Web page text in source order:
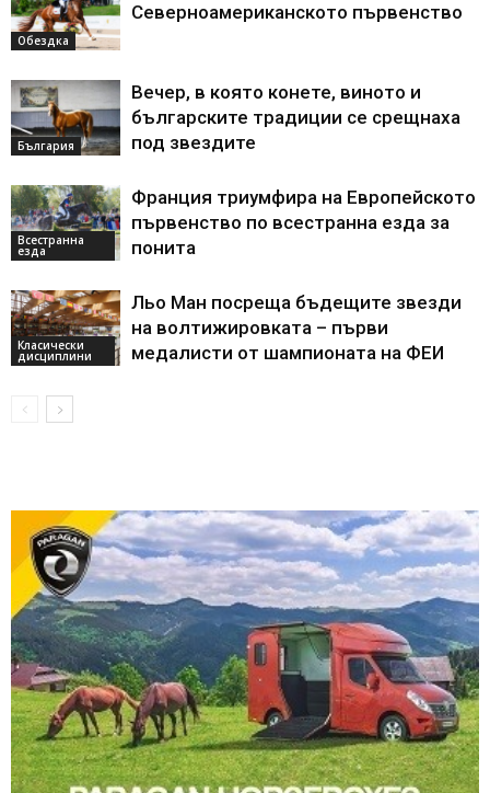
Обездка
Северноамериканското първенство
България
Вечер, в която конете, виното и
българските традиции се срещнаха
под звездите
Всестранна
езда
Франция триумфира на Европейското
първенство по всестранна езда за
понита
Класически
дисциплини
Льо Ман посреща бъдещите звезди
на волтижировката – първи
медалисти от шампионата на ФЕИ